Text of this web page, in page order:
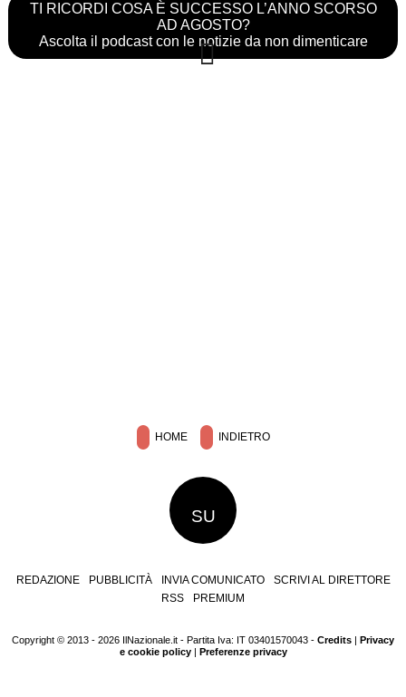
TI RICORDI COSA È SUCCESSO L’ANNO SCORSO
AD AGOSTO?
Ascolta il podcast con le notizie da non dimenticare
HOME INDIETRO
SU
REDAZIONE PUBBLICITÀ INVIA COMUNICATO
SCRIVI AL DIRETTORE
RSS
PREMIUM
Copyright © 2013 - 2026 IlNazionale.it - Partita Iva: IT 03401570043 - Credits | Privacy
e cookie policy| Preferenze privacy